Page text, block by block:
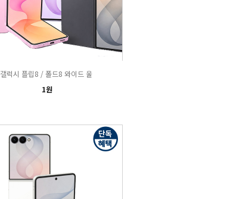
갤럭시 플립8 / 폴드8 와이드 울
1원